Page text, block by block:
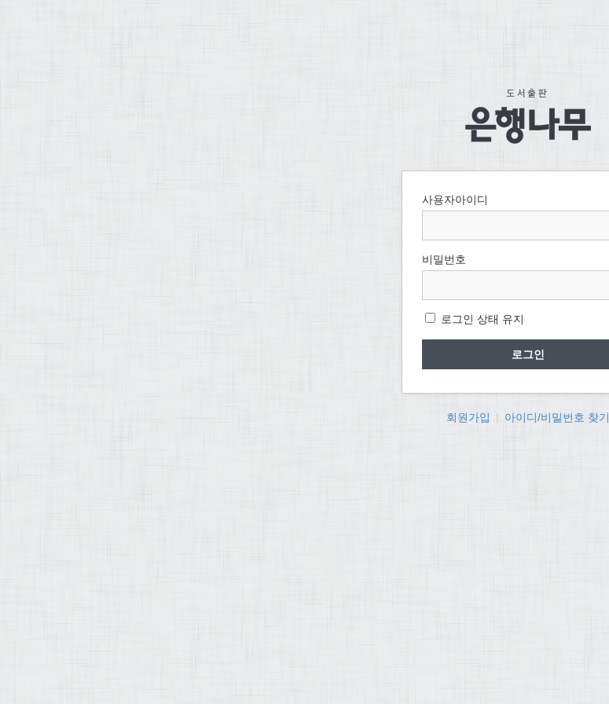
사용자아이디
비밀번호
로그인 상태 유지
회원가입 | 아이디/비밀번호 찾기